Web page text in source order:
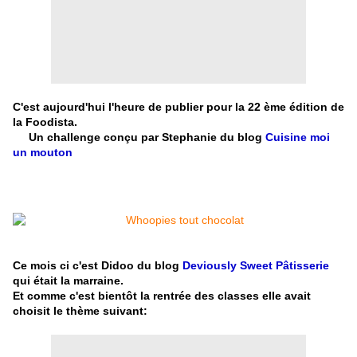
C'est aujourd'hui l'heure de publier pour la 22 ème édition de
la Foodista.
Un challenge conçu par Stephanie du blog Cuisine moi
un mouton
Ce mois ci c'est Didoo du blog Deviously Sweet Pâtisserie
qui était la marraine.
Et comme c'est bientôt la rentrée des classes elle avait
choisit le thème suivant: